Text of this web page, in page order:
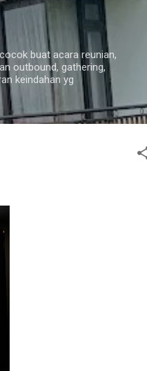
buat acara reunian,
outbound, gathering,
keindahan yg